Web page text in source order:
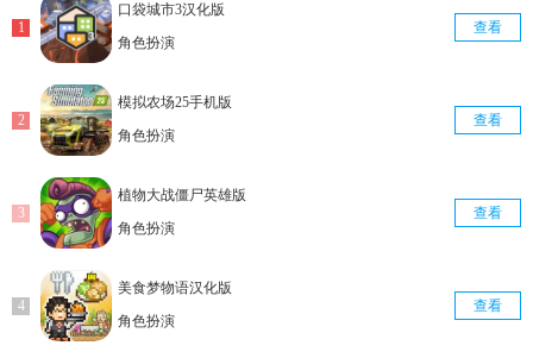
口袋城市3汉化版
角色扮演
查看
模拟农场25手机版
角色扮演
查看
植物大战僵尸英雄版
角色扮演
查看
美食梦物语汉化版
角色扮演
查看